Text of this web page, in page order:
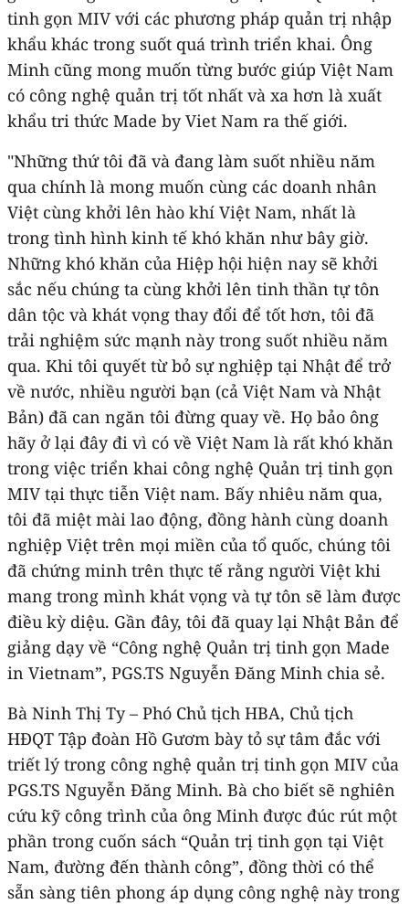
tinh gọn MIV với các phương pháp quản trị nhập
khẩu khác trong suốt quá trình triển khai. Ông
Minh cũng mong muốn từng bước giúp Việt Nam
có công nghệ quản trị tốt nhất và xa hơn là xuất
khẩu tri thức Made by Viet Nam ra thế giới.
"Những thứ tôi đã và đang làm suốt nhiều năm
qua chính là mong muốn cùng các doanh nhân
Việt cùng khởi lên hào khí Việt Nam, nhất là
trong tình hình kinh tế khó khăn như bây giờ.
Những khó khăn của Hiệp hội hiện nay sẽ khởi
sắc nếu chúng ta cùng khởi lên tinh thần tự tôn
dân tộc và khát vọng thay đổi để tốt hơn, tôi đã
trải nghiệm sức mạnh này trong suốt nhiều năm
qua. Khi tôi quyết từ bỏ sự nghiệp tại Nhật để trở
về nước, nhiều người bạn (cả Việt Nam và Nhật
Bản) đã can ngăn tôi đừng quay về. Họ bảo ông
hãy ở lại đây đi vì có về Việt Nam là rất khó khăn
trong việc triển khai công nghệ Quản trị tinh gọn
MIV tại thực tiễn Việt nam. Bấy nhiêu năm qua,
tôi đã miệt mài lao động, đồng hành cùng doanh
nghiệp Việt trên mọi miền của tổ quốc, chúng tôi
đã chứng minh trên thực tế rằng người Việt khi
mang trong mình khát vọng và tự tôn sẽ làm được
điều kỳ diệu. Gần đây, tôi đã quay lại Nhật Bản để
giảng dạy về “Công nghệ Quản trị tinh gọn Made
in Vietnam”, PGS.TS Nguyễn Đăng Minh chia sẻ.
Bà Ninh Thị Ty – Phó Chủ tịch HBA, Chủ tịch
HĐQT Tập đoàn Hồ Gươm bày tỏ sự tâm đắc với
triết lý trong công nghệ quản trị tinh gọn MIV của
PGS.TS Nguyễn Đăng Minh. Bà cho biết sẽ nghiên
cứu kỹ công trình của ông Minh được đúc rút một
phần trong cuốn sách “Quản trị tinh gọn tại Việt
Nam, đường đến thành công”, đồng thời có thể
sẵn sàng tiên phong áp dụng công nghệ này trong